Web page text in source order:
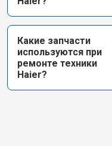
Какие запчасти
используются при
ремонте техники
Haier?